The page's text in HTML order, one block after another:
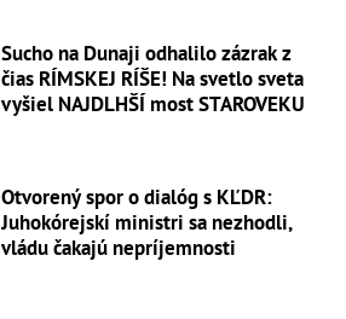
Sucho na Dunaji odhalilo zázrak z
čias RÍMSKEJ RÍŠE! Na svetlo sveta
vyšiel NAJDLHŠÍ most STAROVEKU
Otvorený spor o dialóg s KĽDR:
Juhokórejskí ministri sa nezhodli,
vládu čakajú nepríjemnosti